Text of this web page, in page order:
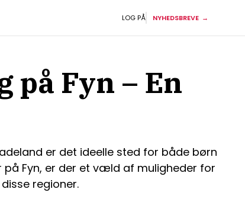
LOG PÅ NYHEDSBREVE
på Fyn – En
er det ideelle sted for både børn
på Fyn, er der et væld af muligheder for
regioner.